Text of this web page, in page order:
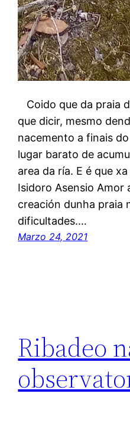
Coido que da praia
que dicir, mesmo
nacemento a finais
lugar barato de
area da ría. E é que
Isidoro Asensio Amor
creación dunha praia
dificultades.…
Marzo 24, 2021
Ribadeo